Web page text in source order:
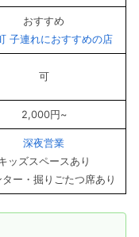
おすすめ
子連れにおすすめの店
可
2,000円~
深夜営業
ッズスペースあり
ター・掘りごたつ席あり